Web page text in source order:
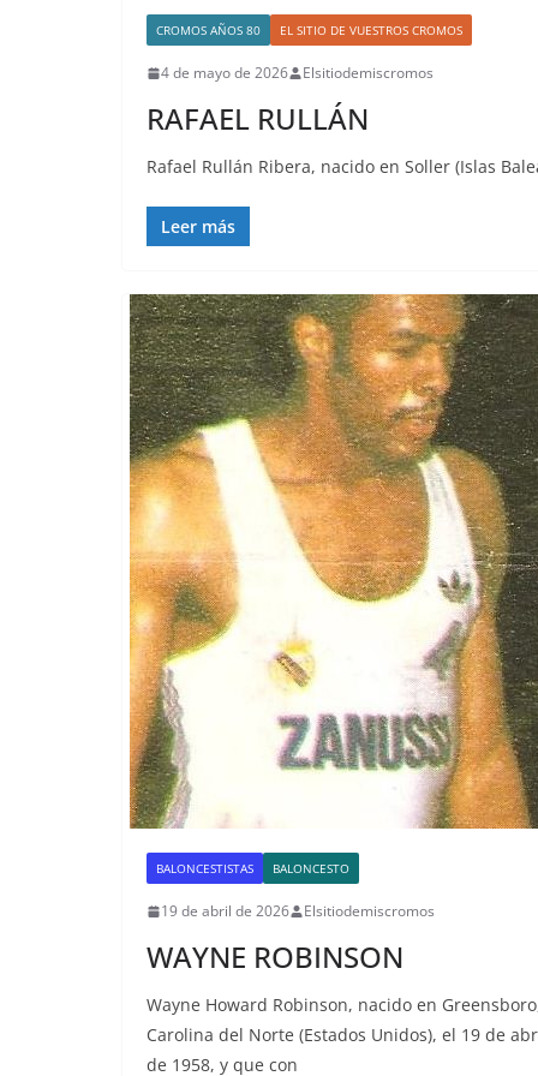
CROMOS AÑOS 80 EL SITIO DE VUESTROS CROMOS
4 de mayo de 2026 Elsitiodemiscromos
RAFAEL RULLÁN
Rafael Rullán Ribera, nacido en Soller (Islas
Leer más
BALONCESTISTAS BALONCESTO
19 de abril de 2026 Elsitiodemiscromos
WAYNE ROBINSON
Wayne Howard Robinson, nacido en
Carolina del Norte (Estados Unidos), el 19 de
de 1958, y que con